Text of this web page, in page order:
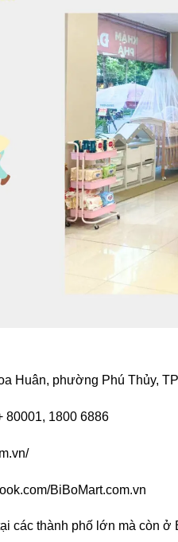
Huân, phường Phú Thủy,
80001, 1800 6886
BiBoMart.com.vn
các thành phố lớn mà còn